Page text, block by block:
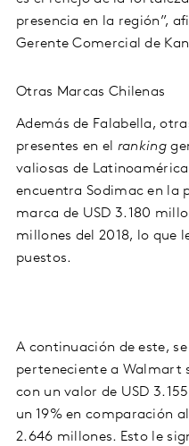
presencia en la región”,
Gerente Comercial de
Otras Marcas Chilenas
Además de Falabella,
presentes en el ranking
valiosas de
encuentraSodimac en la
marca de USD 3.180
millones del 2018, lo que
puestos.
A continuación de este,
perteneciente a Walmart
con un valor de USD
un 19%en comparación al
2.646 millones. Esto le